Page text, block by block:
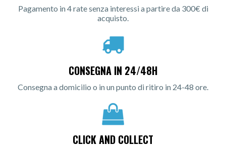
Pagamento in 4 rate senza interessi a partire da 300€ di
acquisto.
CONSEGNA IN 24/48H
Consegna a domicilio o in un punto di ritiro in 24-48 ore.
CLICK AND COLLECT